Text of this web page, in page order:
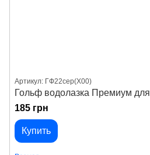
Артикул: ГФ22сер(X00)
Гольф водолазка Премиум
185 грн
Купить